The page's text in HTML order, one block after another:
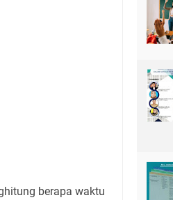
berapa waktu